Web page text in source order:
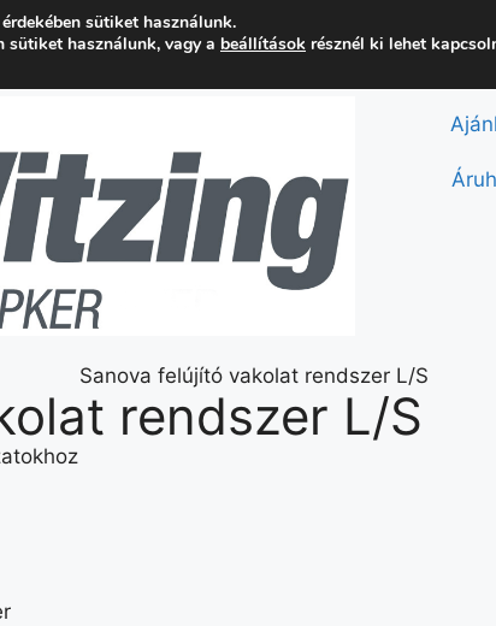
rendszer L/S
sütiket használunk.
sütiket használunk, vagy a beállítások résznél ki lehet